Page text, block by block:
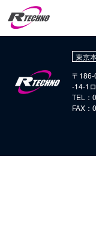
東京
〒
-14-1
TEL：
FAX：